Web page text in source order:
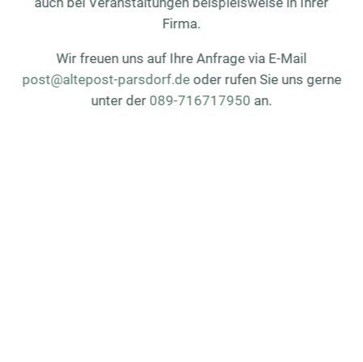
Firma.
Wir freuen uns auf Ihre Anfrage via E-Mail
post@altepost-parsdorf.de oder rufen Sie uns gerne
unter der 089-716717950 an.